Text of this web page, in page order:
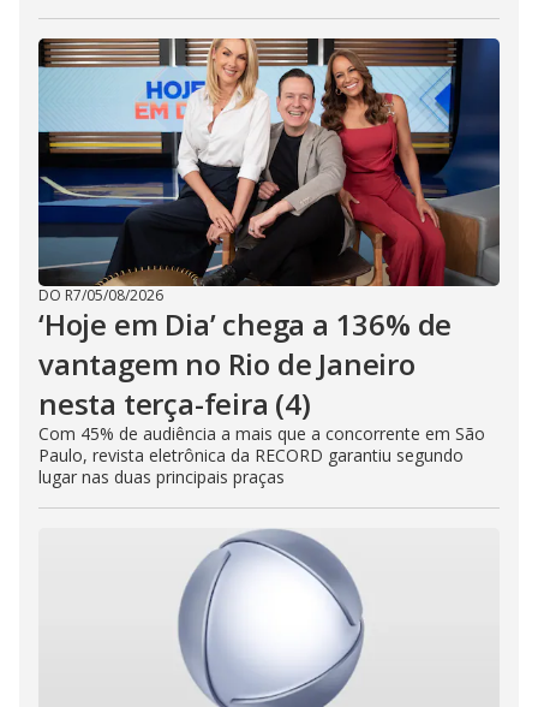
DO R7/05/08/2026
‘Hoje em Dia’ chega a 136% de
vantagem no Rio de Janeiro
nesta terça-feira (4)
Com 45% de audiência a mais que a concorrente em São
Paulo, revista eletrônica da RECORD garantiu segundo
lugar nas duas principais praças